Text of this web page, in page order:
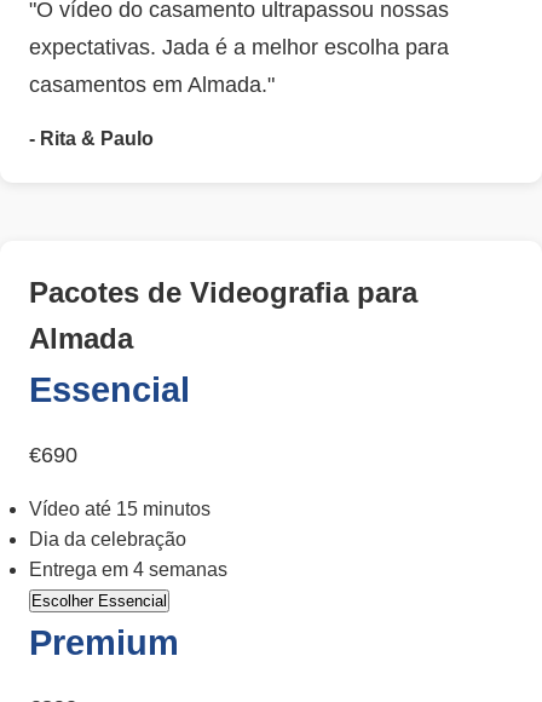
"O vídeo do casamento ultrapassou nossas
expectativas. Jada é a melhor escolha para
casamentos em Almada."
- Rita & Paulo
Pacotes de Videografia para
Almada
Essencial
€690
Vídeo até 15 minutos
Dia da celebração
Entrega em 4 semanas
Escolher Essencial
Premium